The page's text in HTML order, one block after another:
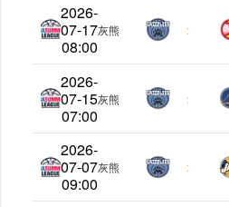
2026-
07-17
08:00
夏季联赛
灰熊 :
2026-
07-15
07:00
夏季联赛
灰熊 :
2026-
07-07
09:00
夏季联赛
灰熊 :